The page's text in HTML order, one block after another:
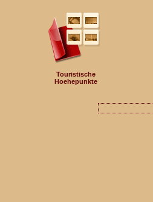
Touristische
Hoehepunkte